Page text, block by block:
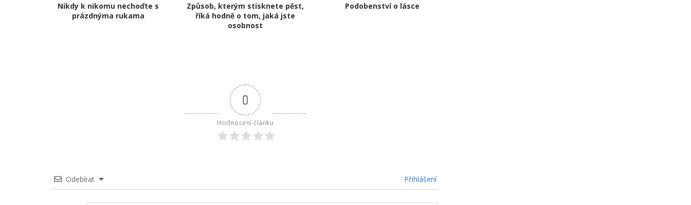
Nikdy k nikomu nechoďte s
prázdnýma rukama
Způsob, kterým stisknete pěst,
říká hodně o tom, jaká jste
osobnost
Podobenství o lásce
0
Hodnocení článku
Odebírat Přihlášení